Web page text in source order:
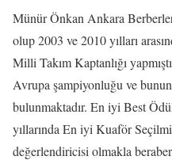
Münür Önkan Ankara
olup 2003 ve 2010 yılları
Milli Takım Kaptanlığı
Avrupa şampiyonluğu ve
bulunmaktadır. En iyi Best
yıllarında En iyi Kuaför
değerlendiricisi olmakla